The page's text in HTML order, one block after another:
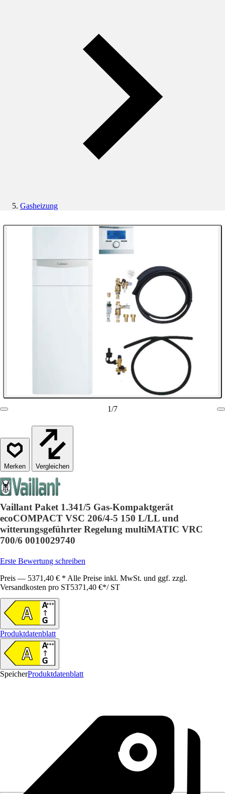
Gasheizung
1/7
Vergleichen
Vaillant Paket 1.341/5 Gas-Kompaktgerät
ecoCOMPACT VSC 206/4-5 150 L/LL und
witterungsgeführter Regelung multiMATIC VRC
700/6 0010029740
Erste Bewertung schreiben
Preis — 5371,40 € * Alle Preise inkl. MwSt. und ggf. zzgl.
Versandkosten pro ST5371,40 €*/ ST
Produktdatenblatt
SpeicherProduktdatenblatt